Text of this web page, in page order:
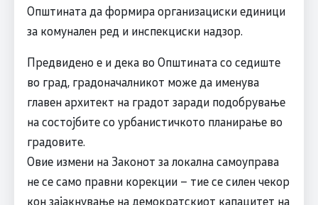
Општината да формира организациски единици
за комунален ред и инспекциски надзор.
Предвидено е и дека во Општината со седиште
во град, градоначалникот може да именува
главен архитект на градот заради подобрување
на состојбите со урбанистичкото планирање во
градовите.
Овие измени на Законот за локална самоуправа
не се само правни корекции – тие се силен чекор
кон зајакнување на демократскиот капацитет на